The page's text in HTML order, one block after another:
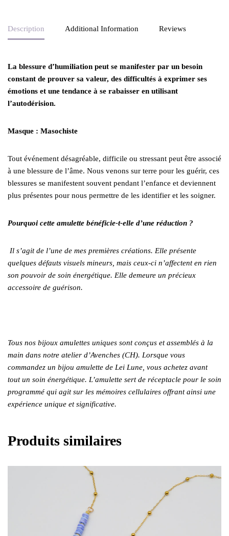
Description Additional Information Reviews
La blessure d’humiliation peut se manifester par un besoin
constant de prouver sa valeur, des difficultés à exprimer ses
émotions et une tendance à se rabaisser en utilisant
l’autodérision.
Masque : Masochiste
Tout événement désagréable, difficile ou stressant peut être associé
à une blessure de l’âme. Nous venons sur terre pour les guérir, ces
blessures se manifestent souvent pendant l’enfance et deviennent
plus présentes pour nous permettre de les identifier et les soigner.
Pourquoi cette amulette bénéficie-t-elle d’une réduction ?
Il s’agit de l’une de mes premières créations. Elle présente
quelques défauts visuels mineurs, mais ceux-ci n’affectent en rien
son pouvoir de soin énergétique. Elle demeure un précieux
accessoire de guérison.
Tous nos bijoux amulettes uniques sont conçus et assemblés à la
main dans notre atelier d’Avenches (CH). Lorsque vous
commandez un bijou amulette de Lei Lune, vous achetez avant
tout un soin énergétique. L’amulette sert de réceptacle pour le soin
programmé qui agit sur les mémoires cellulaires offrant ainsi une
expérience unique et significative.
Produits similaires